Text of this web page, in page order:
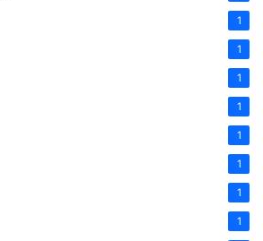
1
1
1
1
1
1
1
1